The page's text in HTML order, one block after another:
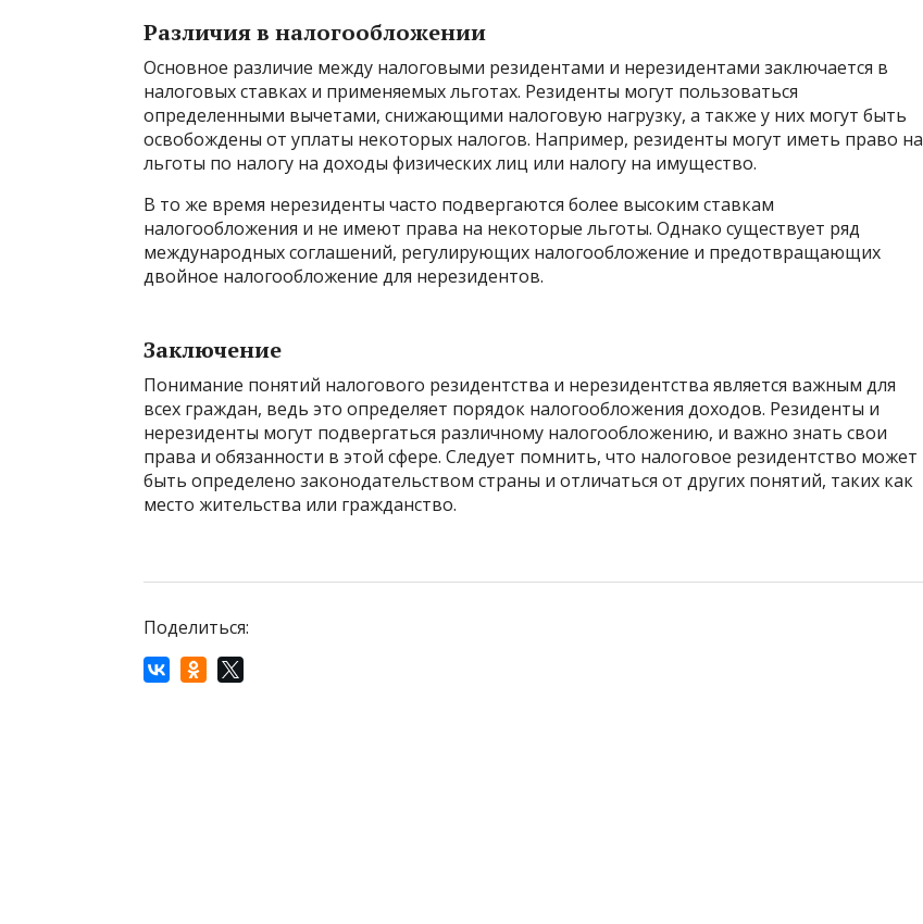
Различия в налогообложении
Основное различие между налоговыми резидентами и нерезидентами заключается в
налоговых ставках и применяемых льготах. Резиденты могут пользоваться
определенными вычетами, снижающими налоговую нагрузку, а также у них могут быть
освобождены от уплаты некоторых налогов. Например, резиденты могут иметь право на
льготы по налогу на доходы физических лиц или налогу на имущество.
В то же время нерезиденты часто подвергаются более высоким ставкам
налогообложения и не имеют права на некоторые льготы. Однако существует ряд
международных соглашений, регулирующих налогообложение и предотвращающих
двойное налогообложение для нерезидентов.
Заключение
Понимание понятий налогового резидентства и нерезидентства является важным для
всех граждан, ведь это определяет порядок налогообложения доходов. Резиденты и
нерезиденты могут подвергаться различному налогообложению, и важно знать свои
права и обязанности в этой сфере. Следует помнить, что налоговое резидентство может
быть определено законодательством страны и отличаться от других понятий, таких как
место жительства или гражданство.
Поделиться: